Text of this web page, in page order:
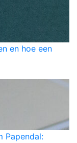
en hoe een
Papendal: